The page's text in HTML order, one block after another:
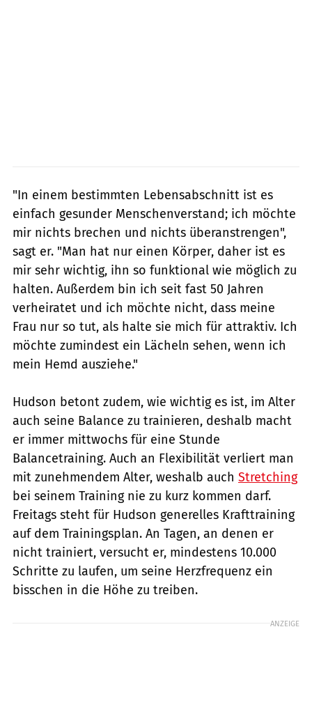
"In einem bestimmten Lebensabschnitt ist es
einfach gesunder Menschenverstand; ich möchte
mir nichts brechen und nichts überanstrengen",
sagt er. "Man hat nur einen Körper, daher ist es
mir sehr wichtig, ihn so funktional wie möglich zu
halten. Außerdem bin ich seit fast 50 Jahren
verheiratet und ich möchte nicht, dass meine
Frau nur so tut, als halte sie mich für attraktiv. Ich
möchte zumindest ein Lächeln sehen, wenn ich
mein Hemd ausziehe."
Hudson betont zudem, wie wichtig es ist, im Alter
auch seine Balance zu trainieren, deshalb macht
er immer mittwochs für eine Stunde
Balancetraining. Auch an Flexibilität verliert man
mit zunehmendem Alter, weshalb auch Stretching
bei seinem Training nie zu kurz kommen darf.
Freitags steht für Hudson generelles Krafttraining
auf dem Trainingsplan. An Tagen, an denen er
nicht trainiert, versucht er, mindestens 10.000
Schritte zu laufen, um seine Herzfrequenz ein
bisschen in die Höhe zu treiben.
ANZEIGE